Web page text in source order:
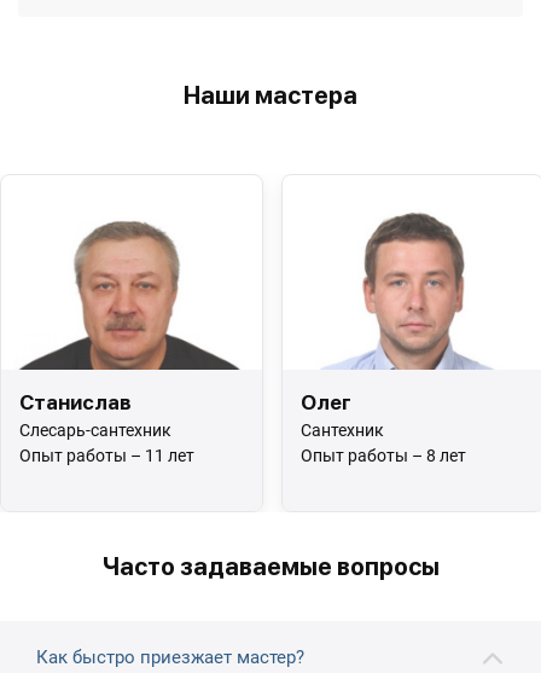
Наши мастера
Станислав
Слесарь-сантехник
Опыт работы – 11 лет
Олег
Сантехник
Опыт работы – 8 лет
Часто задаваемые вопросы
Как быстро приезжает мастер?